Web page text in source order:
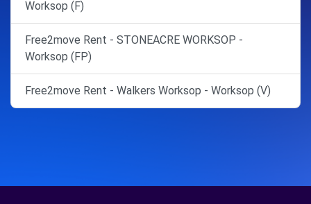
Worksop (F)
Free2move Rent - STONEACRE WORKSOP -
Worksop (FP)
Free2move Rent - Walkers Worksop - Worksop (V)